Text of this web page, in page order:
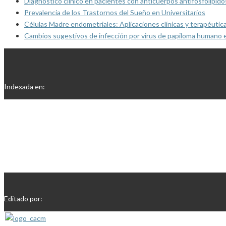
Prevalencia de los Trastornos del Sueño en Universitarios
Células Madre endometriales: Aplicaciones clínicas y
Cambios sugestivos de infección por virus de papiloma
Indexada en:
Editado por: